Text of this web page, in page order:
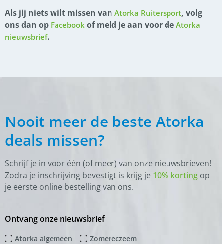
Als jij niets wilt missen van Atorka Ruitersport, volg
ons dan op Facebook of meld je aan voor de Atorka
nieuwsbrief.
Nooit meer de beste Atorka
deals missen?
Schrijf je in voor één (of meer) van onze nieuwsbrieven!
Zodra je inschrijving bevestigt is krijg je 10% korting op
je eerste online bestelling van ons.
Ontvang onze nieuwsbrief
Atorka algemeen Zomereczeem